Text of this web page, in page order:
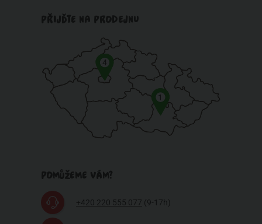
PŘIJĎTE NA PRODEJNU
1
4
POMŮŽEME VÁM?
+420 220 555 077 (9-17h)